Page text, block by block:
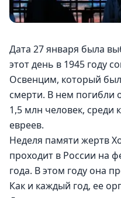
Дата 27 января была
этот день в 1945 году
Освенцим, который
смерти. В нем погибли
1,5 млн человек,
евреев.
Неделя памяти жертв
проходит в России на
года. В этом году она
Как и каждый год, ее